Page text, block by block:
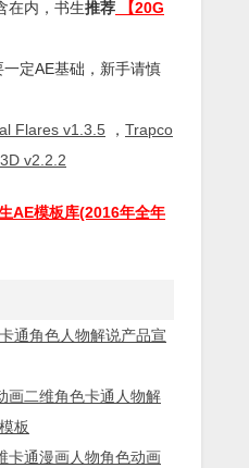
在内，书生推荐 【20G
定AE基础，新手请慎
Flares v1.3.5 ， Trapco
v2.2.2
AE模板库(2016年全年
通角色人物解说产品宣
画二维角色卡通人物解
板
卡通漫画人物角色动画